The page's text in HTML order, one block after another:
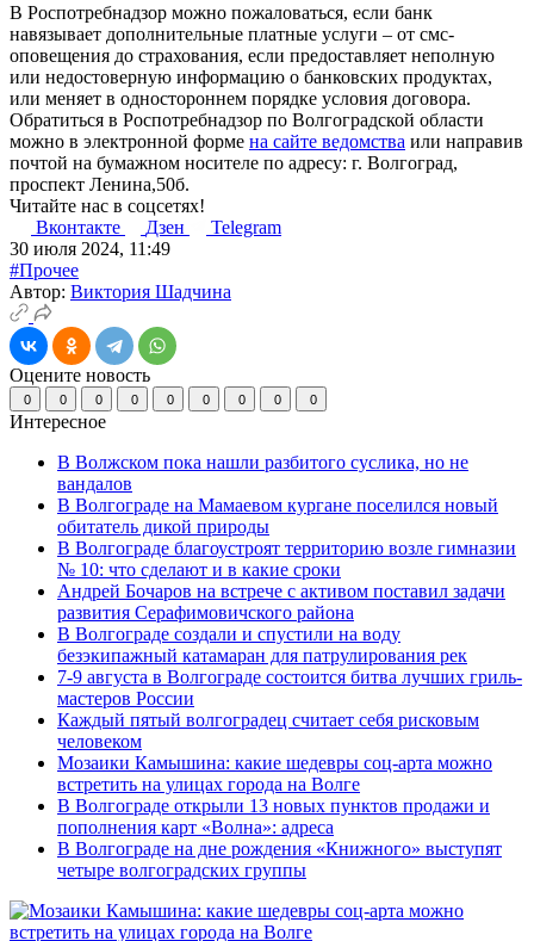
В Роспотребнадзор можно пожаловаться, если банк
навязывает дополнительные платные услуги – от смс-
оповещения до страхования, если предоставляет неполную
или недостоверную информацию о банковских продуктах,
или меняет в одностороннем порядке условия договора.
Обратиться в Роспотребнадзор по Волгоградской области
можно в электронной форме на сайте ведомства или направив
почтой на бумажном носителе по адресу: г. Волгоград,
проспект Ленина,50б.
Читайте нас в соцсетях!
Вконтакте
Дзен
Telegram
30 июля 2024, 11:49
#Прочее
Автор: Виктория Шадчина
Оцените новость
0 0 0 0 0 0 0 0 0
Интересное
В Волжском пока нашли разбитого суслика, но не
вандалов
В Волгограде на Мамаевом кургане поселился новый
обитатель дикой природы
В Волгограде благоустроят территорию возле гимназии
№ 10: что сделают и в какие сроки
Андрей Бочаров на встрече с активом поставил задачи
развития Серафимовичского района
В Волгограде создали и спустили на воду
безэкипажный катамаран для патрулирования рек
7-9 августа в Волгограде состоится битва лучших гриль-
мастеров России
Каждый пятый волгоградец считает себя рисковым
человеком
Мозаики Камышина: какие шедевры соц-арта можно
встретить на улицах города на Волге
В Волгограде открыли 13 новых пунктов продажи и
пополнения карт «Волна»: адреса
В Волгограде на дне рождения «Книжного» выступят
четыре волгоградских группы